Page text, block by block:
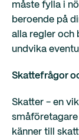
måste fylla i
beroende på
alla regler och
undvika
Skattefrågor
Skatter - en
småföretagare
känner till